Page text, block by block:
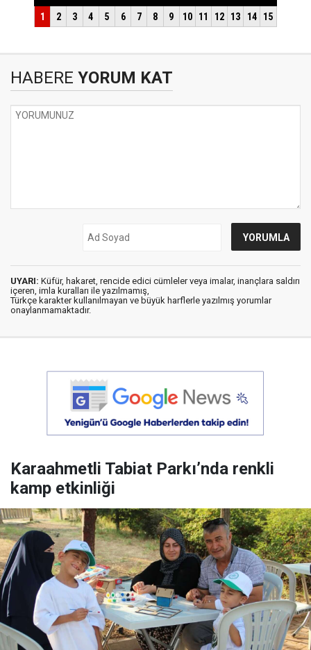
HABERE YORUM KAT
UYARI: Küfür, hakaret, rencide edici cümleler veya imalar, inançlara saldırı
içeren, imla kuralları ile yazılmamış,
Türkçe karakter kullanılmayan ve büyük harflerle yazılmış yorumlar
onaylanmamaktadır.
Karaahmetli Tabiat Parkı’nda renkli
kamp etkinliği